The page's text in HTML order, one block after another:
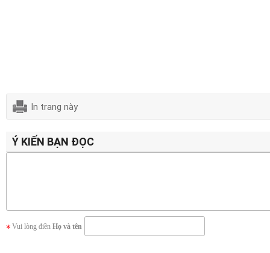
In trang này
Ý KIẾN BẠN ĐỌC
Vui lòng điền Họ và tên